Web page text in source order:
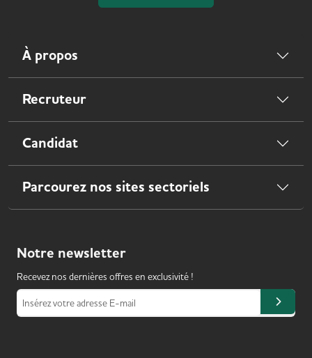
À propos
Recruteur
Candidat
Parcourez nos sites sectoriels
Notre newsletter
Recevez nos dernières offres en exclusivité !
Insérez votre adresse E-mail